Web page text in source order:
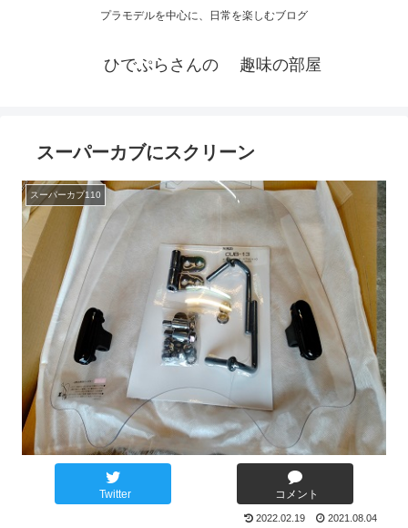
プラモデルを中心に、日常を楽しむブログ
ひでぷらさんの 趣味の部屋
スーパーカブにスクリーン
スーパーカブ110
Twitter コメント
2022.02.19 2021.08.04